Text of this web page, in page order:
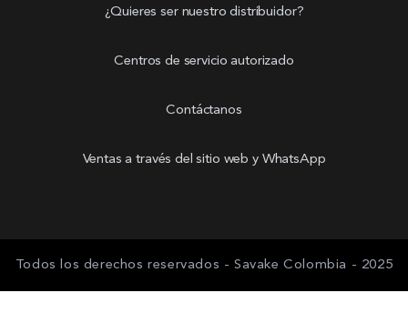
¿Quieres ser nuestro distribuidor?
Centros de servicio autorizado
Contáctanos
Ventas a través del sitio web y WhatsApp
Todos los derechos reservados - Savake Colombia - 2025